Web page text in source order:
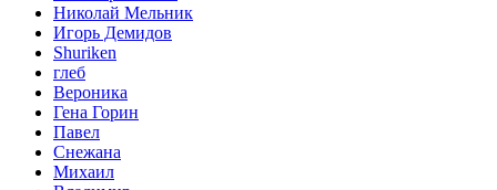
Николай Мельник
Игорь Демидов
Shuriken
глеб
Вероника
Гена Горин
Павел
Снежана
Михаил